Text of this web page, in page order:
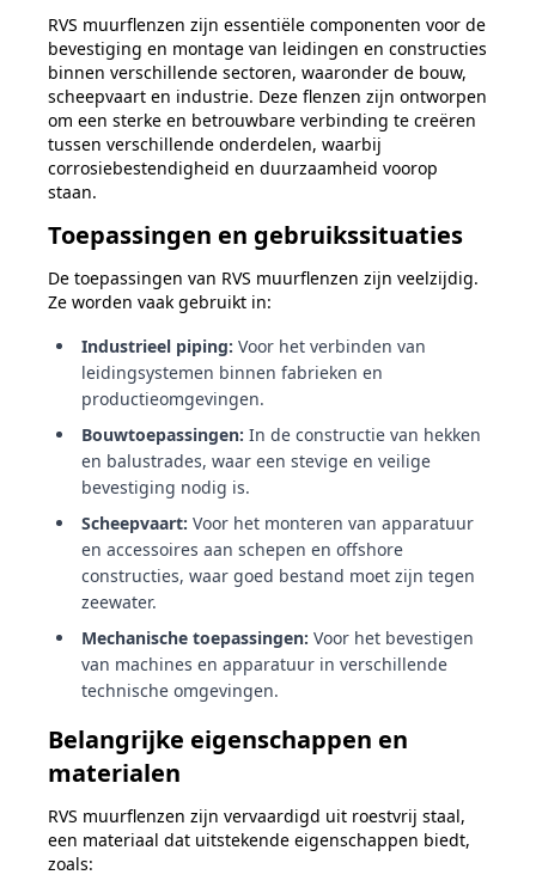
RVS muurflenzen zijn essentiële componenten voor de
bevestiging en montage van leidingen en constructies
binnen verschillende sectoren, waaronder de bouw,
scheepvaart en industrie. Deze flenzen zijn ontworpen
om een sterke en betrouwbare verbinding te creëren
tussen verschillende onderdelen, waarbij
corrosiebestendigheid en duurzaamheid voorop
staan.
Toepassingen en gebruikssituaties
De toepassingen van RVS muurflenzen zijn veelzijdig.
Ze worden vaak gebruikt in:
Industrieel piping: Voor het verbinden van
leidingsystemen binnen fabrieken en
productieomgevingen.
Bouwtoepassingen: In de constructie van hekken
en balustrades, waar een stevige en veilige
bevestiging nodig is.
Scheepvaart: Voor het monteren van apparatuur
en accessoires aan schepen en offshore
constructies, waar goed bestand moet zijn tegen
zeewater.
Mechanische toepassingen: Voor het bevestigen
van machines en apparatuur in verschillende
technische omgevingen.
Belangrijke eigenschappen en
materialen
RVS muurflenzen zijn vervaardigd uit roestvrij staal,
een materiaal dat uitstekende eigenschappen biedt,
zoals: